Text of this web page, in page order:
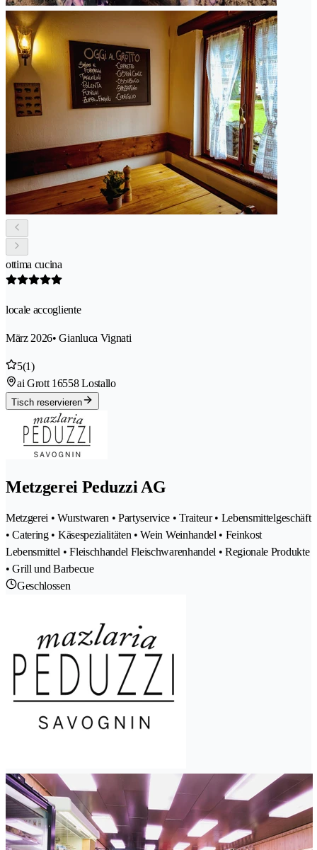
ottima cucina
locale accogliente
März 2026• Gianluca Vignati
5(1)
ai Grott 16558 Lostallo
Tisch reservieren
Metzgerei Peduzzi AG
Metzgerei • Wurstwaren • Partyservice • Traiteur • Lebensmittelgeschäft
• Catering • Käsespezialitäten • Wein Weinhandel • Feinkost
Lebensmittel • Fleischhandel Fleischwarenhandel • Regionale Produkte
• Grill und Barbecue
Geschlossen